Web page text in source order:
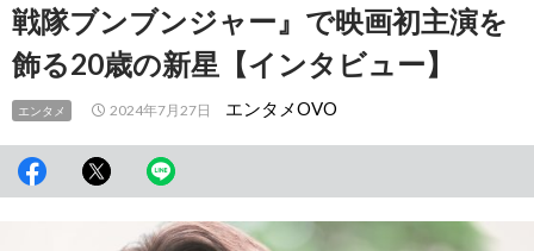
戦隊ブンブンジャー』で映画初主演を
飾る20歳の新星【インタビュー】
エンタメ 2024年7月27日 エンタメOVO